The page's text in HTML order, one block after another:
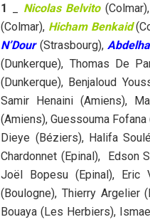
1
Nicolas Belvito (Colmar),
(Colmar), Hicham Benkaid
N’Dour(Strasbourg),
(Dunkerque), Thomas De
(Dunkerque), Benjaloud
Samir Henaini (Amiens),
(Amiens), Guessouma
Dieye (Béziers), Halifa
Chardonnet (Epinal), Edson
Joël Bopesu (Epinal), Eric
(Boulogne), Thierry Argelier
Bouaya (Les Herbiers),